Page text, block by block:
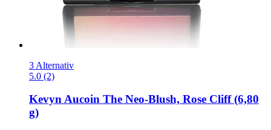
3 Alternativ
5.0 (2)
Kevyn Aucoin The Neo-​Blush, Rose Cliff (6,80
g)